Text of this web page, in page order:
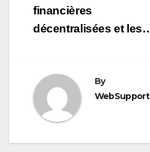
financières
décentralisées et
By